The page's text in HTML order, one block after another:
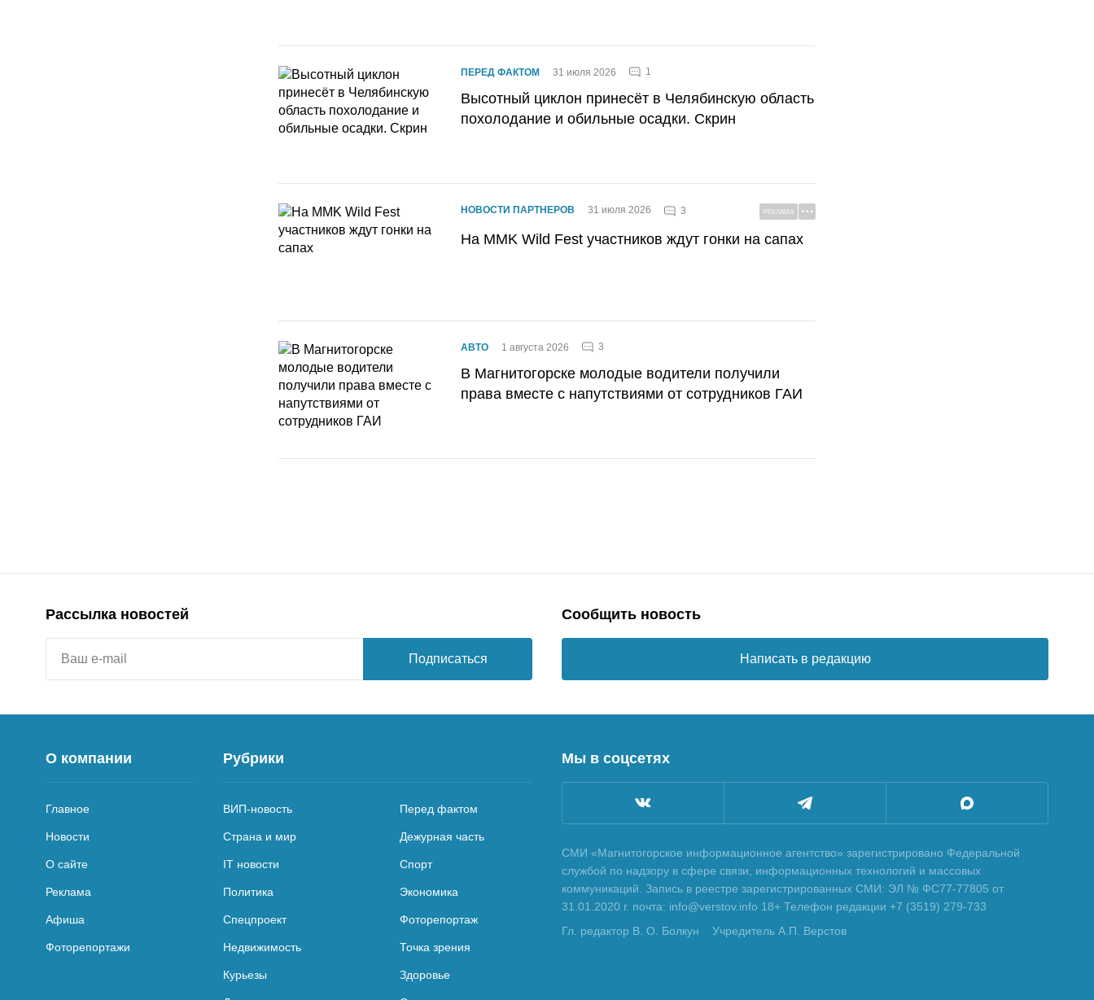
ПЕРЕД ФАКТОМ 31 июля 2026 1
Высотный циклон принесёт в Челябинскую область
похолодание и обильные осадки. Скрин
НОВОСТИ ПАРТНЕРОВ 31 июля 2026 3 РЕКЛАМА
На MMK Wild Fest участников ждут гонки на сапах
АВТО 1 августа 2026 3
В Магнитогорске молодые водители получили
права вместе с напутствиями от сотрудников ГАИ
Рассылка новостей
Подписаться
Сообщить новость
Написать в редакцию
О компании
Главное
Новости
О сайте
Реклама
Афиша
Фоторепортажи
Рубрики
ВИП-новость Перед фактом
Страна и мир Дежурная часть
IT новости Спорт
Политика Экономика
Спецпроект Фоторепортаж
Недвижимость Точка зрения
Курьезы Здоровье
Мы в соцсетях
СМИ «Магнитогорское информационное агентство» зарегистрировано Федеральной
службой по надзору в сфере связи, информационных технологий и массовых
коммуникаций. Запись в реестре зарегистрированных СМИ: ЭЛ № ФС77-77805 от
31.01.2020 г. почта: info@verstov.info 18+ Телефон редакции +7 (3519) 279-733
Гл. редактор В. О. Болкун
Учредитель А.П. Верстов